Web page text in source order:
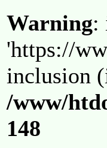
Warning:
'https://
inclusion
/www/
148